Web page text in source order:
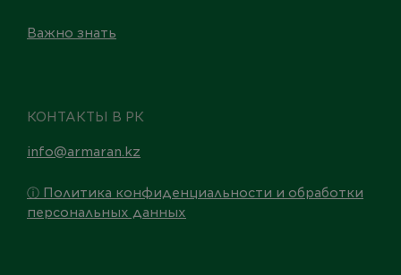
Важно знать
КОНТАКТЫ В РК
info@armaran.kz
ⓘ Политика конфиденциальности и обработки
персональных данных